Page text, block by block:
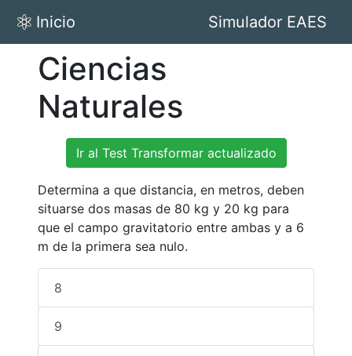
Inicio Simulador EAES
Ciencias
Naturales
Ir al Test Transformar actualizado
Determina a que distancia, en metros, deben
situarse dos masas de 80 kg y 20 kg para
que el campo gravitatorio entre ambas y a 6
m de la primera sea nulo.
8
9